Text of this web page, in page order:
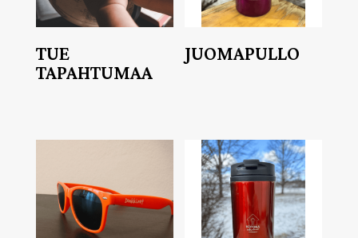
TUE
TAPAHTUMAA
JUOMAPULLO